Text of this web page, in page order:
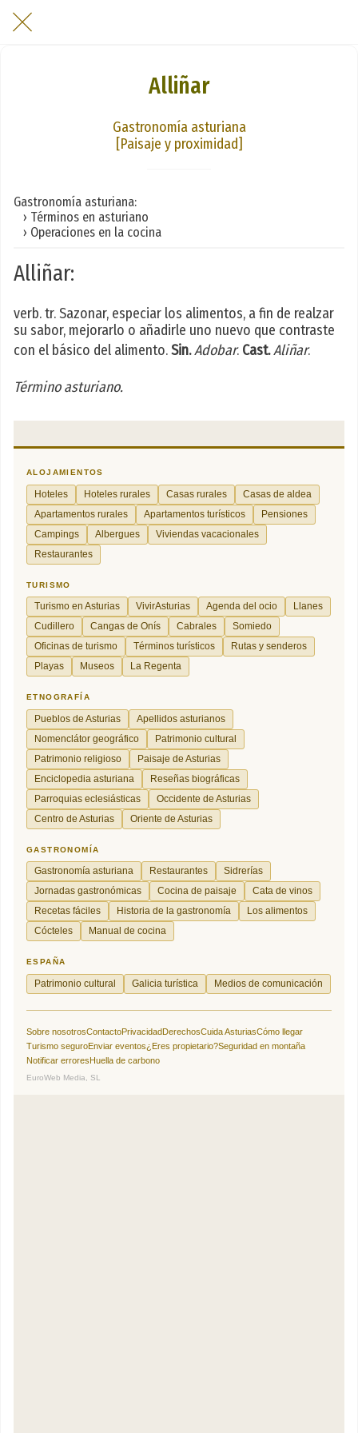
Alliñar
Gastronomía asturiana
[Paisaje y proximidad]
Gastronomía asturiana:
› Términos en asturiano
› Operaciones en la cocina
Alliñar:
verb. tr. Sazonar, especiar los alimentos, a fin de realzar
su sabor, mejorarlo o añadirle uno nuevo que contraste
con el básico del alimento.Sin.Adobar. Cast.Aliñar.
Término asturiano.